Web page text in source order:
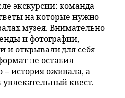
экскурсии: команда
на которые нужно
музея. Внимательно
и фотографии,
и открывали для себя
не оставил
история оживала, а
квест.